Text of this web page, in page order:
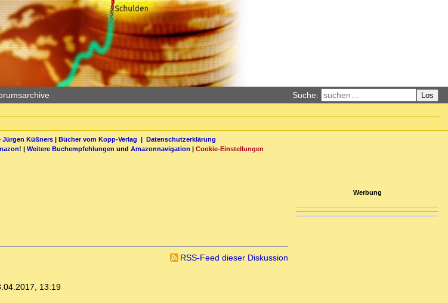
Suche: Los
Jürgen Küßners| Bücher vom Kopp-Verlag | Datenschutzerklärung
! | Weitere Buchempfehlungen und Amazonnavigation | Cookie-Einstellungen
RSS-Feed dieser Diskussion
13:19
Werbung